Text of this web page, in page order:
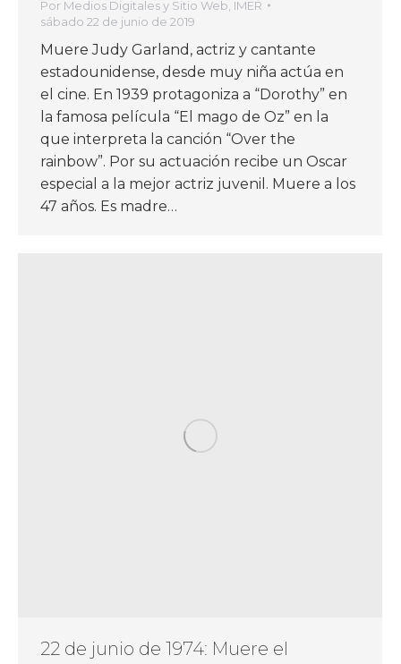
Por Medios Digitales y Sitio Web, IMER
sábado 22 de junio de 2019
Muere Judy Garland, actriz y cantante
estadounidense, desde muy niña actúa en
el cine. En 1939 protagoniza a “Dorothy” en
la famosa película “El mago de Oz” en la
que interpreta la canción “Over the
rainbow”. Por su actuación recibe un Oscar
especial a la mejor actriz juvenil. Muere a los
47 años. Es madre…
22 de junio de 1974: Muere el